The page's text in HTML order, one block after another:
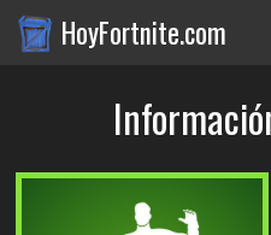
HoyFortnite.com